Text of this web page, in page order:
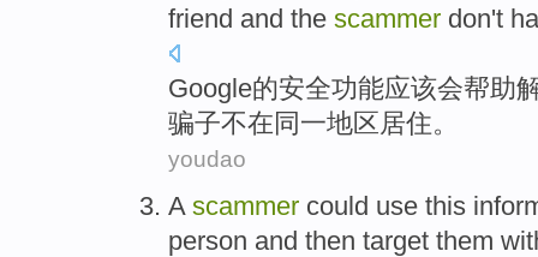
friend and the scammer don't
Google的安全功能应该会帮助
骗子不在同一地区居住。
youdao
A scammer could use this
person and then target them